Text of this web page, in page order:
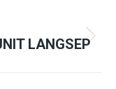
LANGSEP